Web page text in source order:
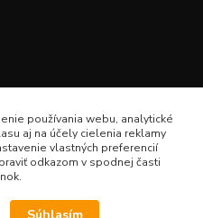
používania webu, analytické
aj na účely cielenia reklamy
vlastných preferencií
odkazom v spodnej časti